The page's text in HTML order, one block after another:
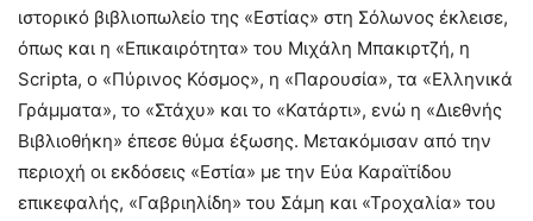
ιστορικό βιβλιοπωλείο της «Εστίας» στη Σόλωνος έκλεισε,
όπως και η «Επικαιρότητα» του Μιχάλη Μπακιρτζή, η
Scripta, ο «Πύρινος Κόσμος», η «Παρουσία», τα «Ελληνικά
Γράμματα», το «Στάχυ» και το «Κατάρτι», ενώ η «Διεθνής
Βιβλιοθήκη» έπεσε θύμα έξωσης. Μετακόμισαν από την
περιοχή οι εκδόσεις «Εστία» με την Εύα Καραϊτίδου
επικεφαλής, «Γαβριηλίδη» του Σάμη και «Τροχαλία» του